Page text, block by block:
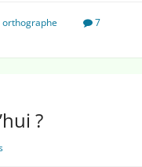
orthographe
7
?